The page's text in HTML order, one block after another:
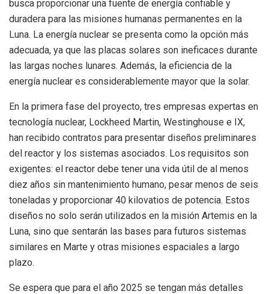
busca proporcionar una fuente de energía confiable y
duradera para las misiones humanas permanentes en la
Luna. La energía nuclear se presenta como la opción más
adecuada, ya que las placas solares son ineficaces durante
las largas noches lunares. Además, la eficiencia de la
energía nuclear es considerablemente mayor que la solar.
En la primera fase del proyecto, tres empresas expertas en
tecnología nuclear, Lockheed Martin, Westinghouse e IX,
han recibido contratos para presentar diseños preliminares
del reactor y los sistemas asociados. Los requisitos son
exigentes: el reactor debe tener una vida útil de al menos
diez años sin mantenimiento humano, pesar menos de seis
toneladas y proporcionar 40 kilovatios de potencia. Estos
diseños no solo serán utilizados en la misión Artemis en la
Luna, sino que sentarán las bases para futuros sistemas
similares en Marte y otras misiones espaciales a largo
plazo.
Se espera que para el año 2025 se tengan más detalles